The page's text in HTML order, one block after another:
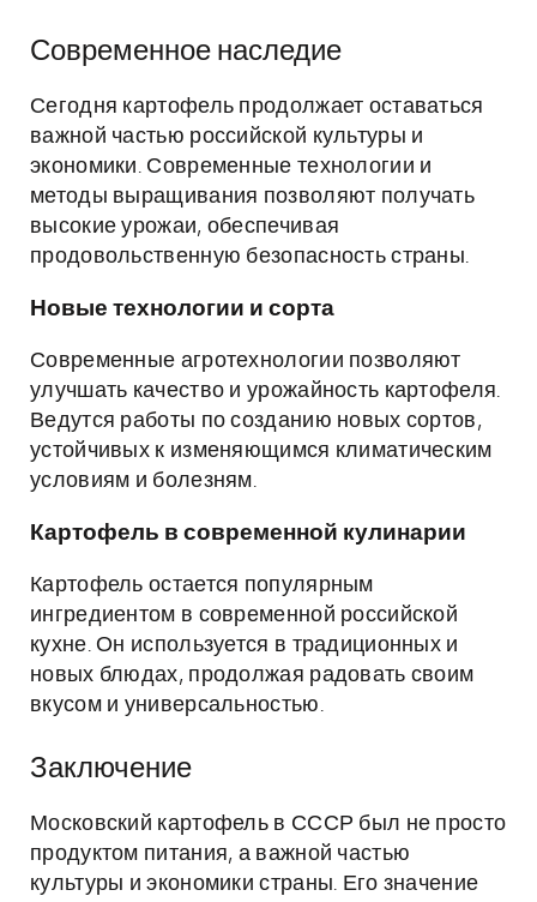
Современное наследие
Сегодня картофель продолжает оставаться
важной частью российской культуры и
экономики. Современные технологии и
методы выращивания позволяют получать
высокие урожаи, обеспечивая
продовольственную безопасность страны.
Новые технологии и сорта
Современные агротехнологии позволяют
улучшать качество и урожайность картофеля.
Ведутся работы по созданию новых сортов,
устойчивых к изменяющимся климатическим
условиям и болезням.
Картофель в современной кулинарии
Картофель остается популярным
ингредиентом в современной российской
кухне. Он используется в традиционных и
новых блюдах, продолжая радовать своим
вкусом и универсальностью.
Заключение
Московский картофель в СССР был не просто
продуктом питания, а важной частью
культуры и экономики страны. Его значение